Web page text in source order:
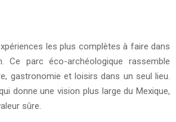
les plus complètes à faire dans
Ce parc éco-archéologique rassemble
gastronomie et loisirs dans un seul lieu.
donne une vision plus large du Mexique,
sûre.